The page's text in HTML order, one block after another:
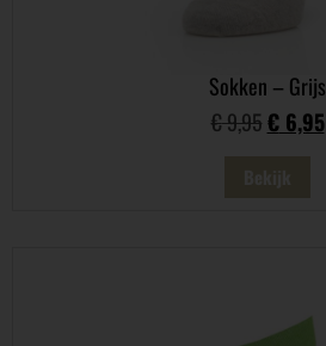
Sokken – Grijs
€9,95€6,95